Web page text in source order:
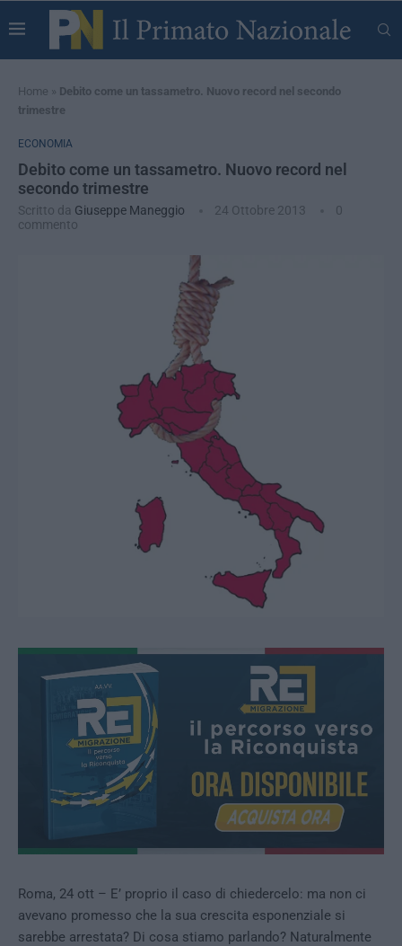
Home » Debito come un tassametro. Nuovo record nel secondo
trimestre
ECONOMIA
Debito come un tassametro. Nuovo record nel
secondo trimestre
Scritto da Giuseppe Maneggio 24 Ottobre 2013
0
commento
Roma, 24 ott – E’ proprio il caso di chiedercelo: ma non ci
avevano promesso che la sua crescita esponenziale si
sarebbe arrestata? Di cosa stiamo parlando? Naturalmente